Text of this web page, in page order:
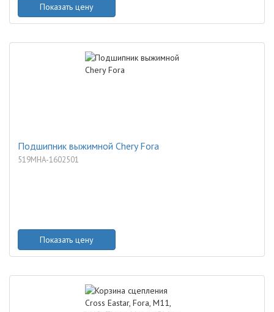
Показать цену
Подшипник выжимной Chery Fora
519MHA-1602501
Показать цену